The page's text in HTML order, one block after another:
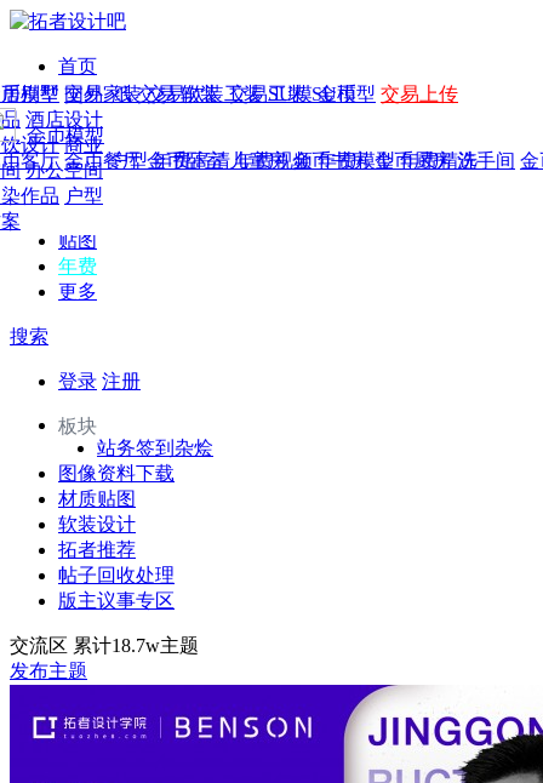
首页
发现
年费 作品 图纸 交易 软装 工装 SU模 金币
年费版块
费图纸 年费户型 年费高清 年费视频 年费模型 年费精选
作品
别墅 国外
酒店设计
设计 商业
办公空间
作品 户型
模型
模型 交易家装 交易软装 交易工装 SU模型 交易上传
金币模型
客厅 金币餐厅 金币卧室 儿童房 金币书房 金币厨房 洗手间 金
CAD
概念
贴图
年费
更多
搜索
登录 注册
板块
站务签到杂烩
图像资料下载
材质贴图
软装设计
拓者推荐
帖子回收处理
版主议事专区
交流区 累计18.7w主题
发布主题